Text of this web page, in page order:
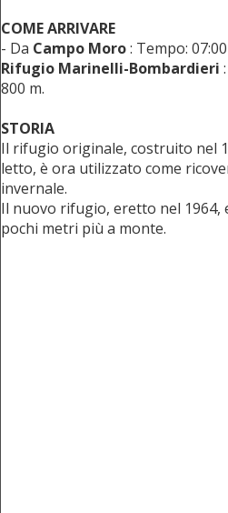
COME ARRIVARE
- Da Campo Moro: Tempo:
Rifugio Marinelli-Bombardieri
800 m.
STORIA
Il rifugio originale, costruito nel
letto, è ora utilizzato come
invernale.
Il nuovo rifugio, eretto nel 1964,
pochi metri più a monte.